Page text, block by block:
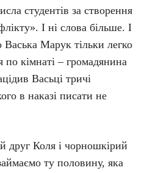
студентів за створення
І ні слова більше. І
Васька Марук тільки легко
кімнаті – громадянина
Васьці тричі
в наказі писати не
друг Коля і чорношкірий
ту половину, яка